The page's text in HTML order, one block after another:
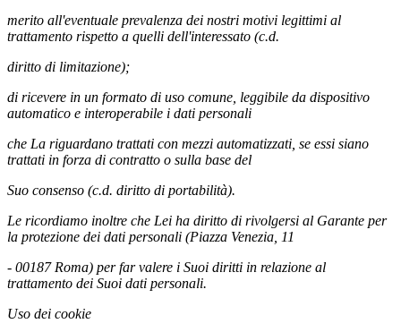
merito all'eventuale prevalenza dei nostri motivi legittimi al
trattamento rispetto a quelli dell'interessato (c.d.
diritto di limitazione);
di ricevere in un formato di uso comune, leggibile da dispositivo
automatico e interoperabile i dati personali
che La riguardano trattati con mezzi automatizzati, se essi siano
trattati in forza di contratto o sulla base del
Suo consenso (c.d. diritto di portabilità).
Le ricordiamo inoltre che Lei ha diritto di rivolgersi al Garante per
la protezione dei dati personali (Piazza Venezia, 11
- 00187 Roma) per far valere i Suoi diritti in relazione al
trattamento dei Suoi dati personali.
Uso dei cookie